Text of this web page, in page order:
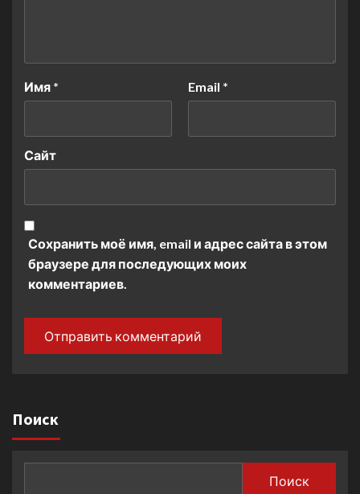
Имя * Email *
Сайт
Сохранить моё имя, email и адрес сайта в этом
браузере для последующих моих
комментариев.
Поиск
Поиск